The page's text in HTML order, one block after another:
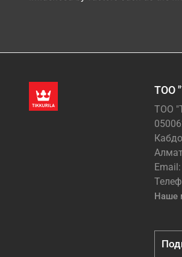
ТОО
ТОО
Email:
Наше